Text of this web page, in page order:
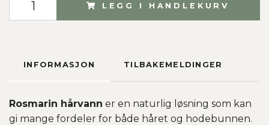
LEGG I HANDLEKURV
INFORMASJON TILBAKEMELDINGER
Rosmarin hårvann er en naturlig løsning som kan
gi mange fordeler for både håret og hodebunnen.